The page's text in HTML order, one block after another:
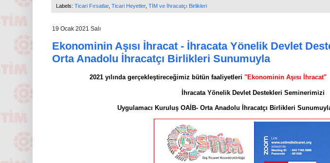
Labels: Ticari Fırsatlar, Ticari Heyetler, TİM ve İhracatçı Birlikleri
19 Ocak 2021 Salı
Ekonominin Aşısı İhracat - İhracata Yönelik Devlet
Orta Anadolu İhracatçı Birlikleri Sunumuyla
2021 yılında gerçekleştireceğimiz bütün faaliyetleri "Ekonominin Aşısı İhracat"
İhracata Yönelik Devlet Destekleri Seminerimizi
Uygulamacı Kuruluş OAİB- Orta Anadolu İhracatçı Birlikleri